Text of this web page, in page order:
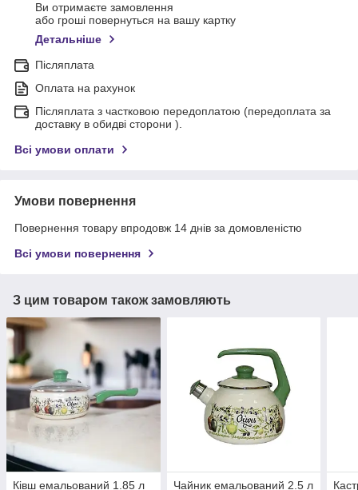
Ви отримаєте замовлення
або гроші повернуться на вашу картку
Детальніше
Післяплата
Оплата на рахунок
Післяплата з частковою передоплатою (передоплата за
доставку в обидві сторони ).
Всі умови оплати
Умови повернення
Повернення товару впродовж 14 днів за домовленістю
Всі умови повернення
З цим товаром також замовляють
Ківш емальований 1.85 л Чайник емальований 2.5 л